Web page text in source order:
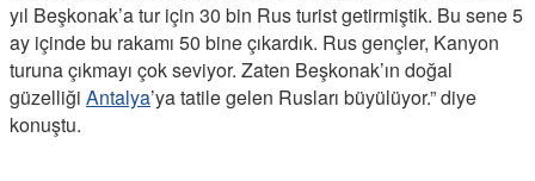
yıl Beşkonak’a tur için 30 bin Rus turist getirmiştik. Bu sene 5
ay içinde bu rakamı 50 bine çıkardık. Rus gençler, Kanyon
turuna çıkmayı çok seviyor. Zaten Beşkonak’ın doğal
güzelliği Antalya’ya tatile gelen Rusları büyülüyor.” diye
konuştu.